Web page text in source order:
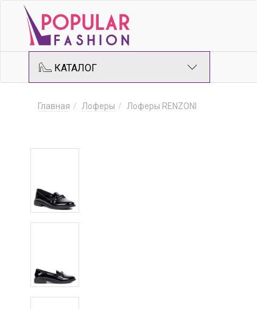
КАТАЛОГ
Главная Лоферы Лоферы RENZONI